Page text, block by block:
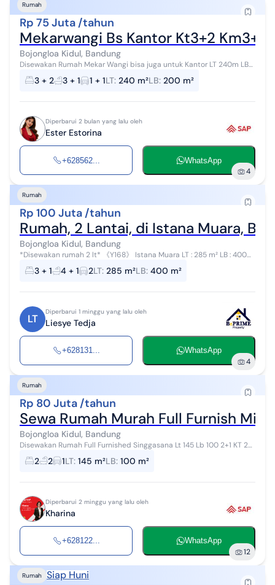
Rumah
Rp 75 Juta /tahun
Mekarwangi Bs Kantor Kt3+2 Km3+1
Bojongloa Kidul, Bandung
Disewakan Rumah Mekar Wangi bisa juga untuk Kantor LT 240m LB
200m KT 3+2 KM 3+1 Air pdam ada tandon tanam Listrik 4400
Garasi 1 Carport 1 Harga...
3 + 2 3 + 1 1 + 1LT: 240 m²LB: 200 m²
Diperbarui 2 bulan yang lalu oleh
Ester Estorina
+628562... WhatsApp
4
Rumah
Rp 100 Juta /tahun
Rumah, 2 Lantai, di Istana Muara,
Bojongloa Kidul, Bandung
*Disewakan rumah 2 lt* 《Y168》 Istana Muara LT : 285 m² LB : 400
m² KT : 3 + 1 KM : 4 + 1 Air : Sible Listrik : 2200 Watt token Carport : 2
m... 3 + 1 4 + 1 2LT: 285 m²LB: 400 m²
LT
Diperbarui 1 minggu yang lalu oleh
Liesye Tedja
+628131... WhatsApp
4
Rumah
Rp 80 Juta /tahun
Sewa Rumah Murah Full Furnish
Bojongloa Kidul, Bandung
Disewakan Rumah Full Furnished Singgasana Lt 145 Lb 100 2+1 KT 2
KM AC Carport Listrik 2200 Hadap Timur Laut Deposit 10Jt per thn
Sewa 80jt nego...
2 2 1LT: 145 m²LB: 100 m²
Diperbarui 2 minggu yang lalu oleh
Kharina
+628122... WhatsApp
12
Rumah Siap Huni